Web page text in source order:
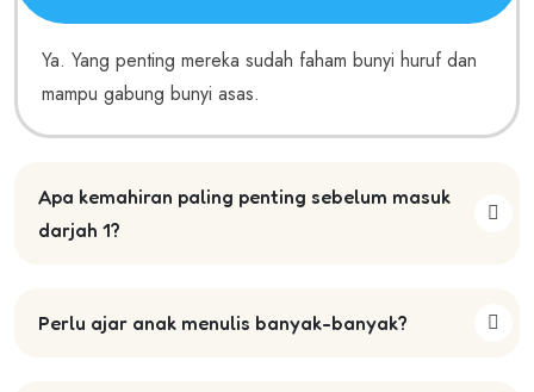
Ya. Yang penting mereka sudah faham bunyi huruf dan
mampu gabung bunyi asas.
Apa kemahiran paling penting sebelum masuk
darjah 1?
Perlu ajar anak menulis banyak-banyak?